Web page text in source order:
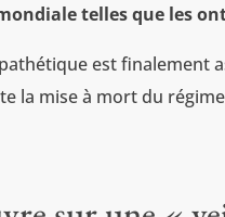
telles que les
est finalement
la mise à mort du